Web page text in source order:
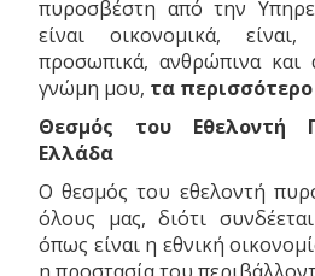
πυροσβέστη από την
είναι οικονομικά,
προσωπικά, ανθρώπινα και
γνώμη μου, τα
Θεσμός του Εθελοντή
Ελλάδα
Ο θεσμός του εθελοντή
όλους μας, διότι
όπως είναι η εθνική